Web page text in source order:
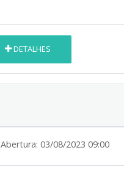
DETALHES
Abertura: 03/08/2023 09:00